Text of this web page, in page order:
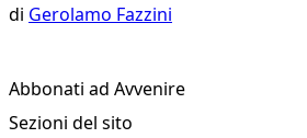
di Gerolamo Fazzini
Abbonati ad Avvenire
Sezioni del sito